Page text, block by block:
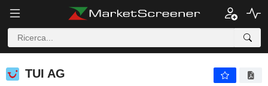
TUI AG
TUI AG